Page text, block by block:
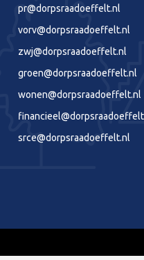
pr@dorpsraadoeffelt.nl
vorv@dorpsraadoeffelt.nl
zwj@dorpsraadoeffelt.nl
groen@dorpsraadoeffelt.nl
wonen@dorpsraadoeffelt.nl
srce@dorpsraadoeffelt.nl